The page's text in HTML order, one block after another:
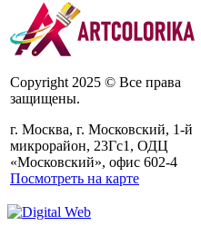
Copyright 2025 © Все права
защищены.
г. Москва, г. Московский, 1-й
микрорайон, 23Гс1, ОДЦ
«Московский», офис 602-4
Посмотреть на карте